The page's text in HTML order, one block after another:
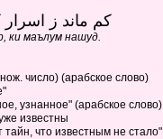
کم ماند ز
ки маълум нашуд.
число) (арабское слово)
узнанное" (арабское слово)
известны
тайн, что известным не стало"